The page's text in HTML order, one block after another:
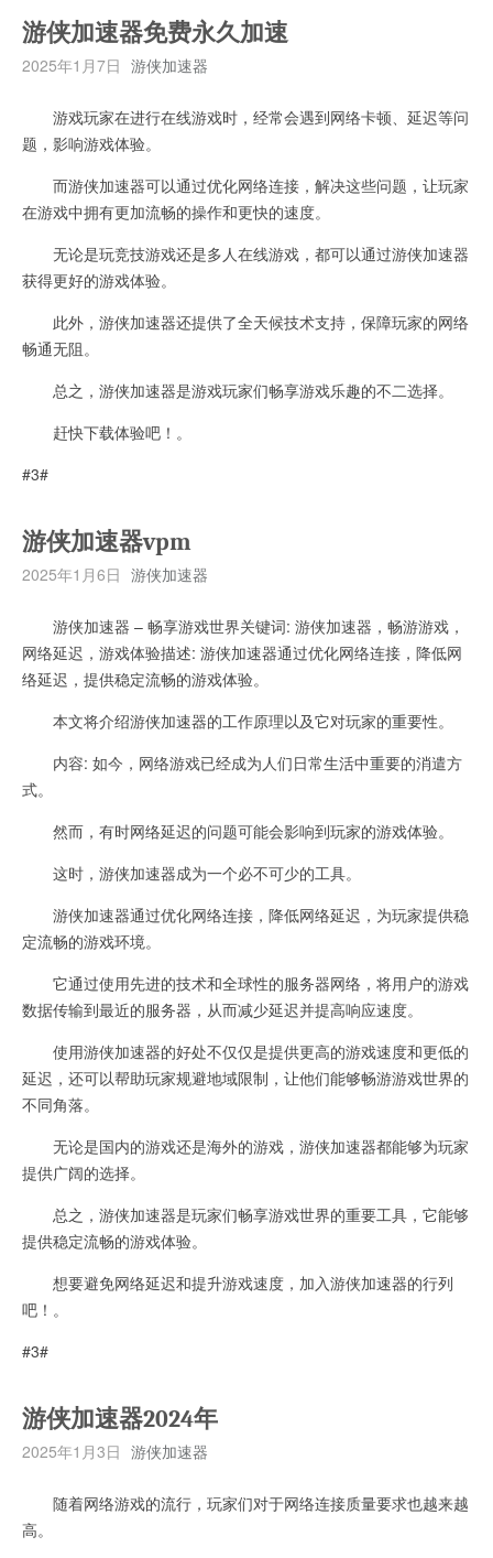
游侠加速器免费永久加速
2025年1月7日 游侠加速器
游戏玩家在进行在线游戏时，经常会遇到网络卡顿、延迟等问
题，影响游戏体验。
而游侠加速器可以通过优化网络连接，解决这些问题，让玩家
在游戏中拥有更加流畅的操作和更快的速度。
无论是玩竞技游戏还是多人在线游戏，都可以通过游侠加速器
获得更好的游戏体验。
此外，游侠加速器还提供了全天候技术支持，保障玩家的网络
畅通无阻。
总之，游侠加速器是游戏玩家们畅享游戏乐趣的不二选择。
赶快下载体验吧！。
#3#
游侠加速器vpm
2025年1月6日 游侠加速器
游侠加速器 – 畅享游戏世界关键词: 游侠加速器，畅游游戏，
网络延迟，游戏体验描述: 游侠加速器通过优化网络连接，降低网
络延迟，提供稳定流畅的游戏体验。
本文将介绍游侠加速器的工作原理以及它对玩家的重要性。
内容: 如今，网络游戏已经成为人们日常生活中重要的消遣方
式。
然而，有时网络延迟的问题可能会影响到玩家的游戏体验。
这时，游侠加速器成为一个必不可少的工具。
游侠加速器通过优化网络连接，降低网络延迟，为玩家提供稳
定流畅的游戏环境。
它通过使用先进的技术和全球性的服务器网络，将用户的游戏
数据传输到最近的服务器，从而减少延迟并提高响应速度。
使用游侠加速器的好处不仅仅是提供更高的游戏速度和更低的
延迟，还可以帮助玩家规避地域限制，让他们能够畅游游戏世界的
不同角落。
无论是国内的游戏还是海外的游戏，游侠加速器都能够为玩家
提供广阔的选择。
总之，游侠加速器是玩家们畅享游戏世界的重要工具，它能够
提供稳定流畅的游戏体验。
想要避免网络延迟和提升游戏速度，加入游侠加速器的行列
吧！。
#3#
游侠加速器2024年
2025年1月3日 游侠加速器
随着网络游戏的流行，玩家们对于网络连接质量要求也越来越
高。